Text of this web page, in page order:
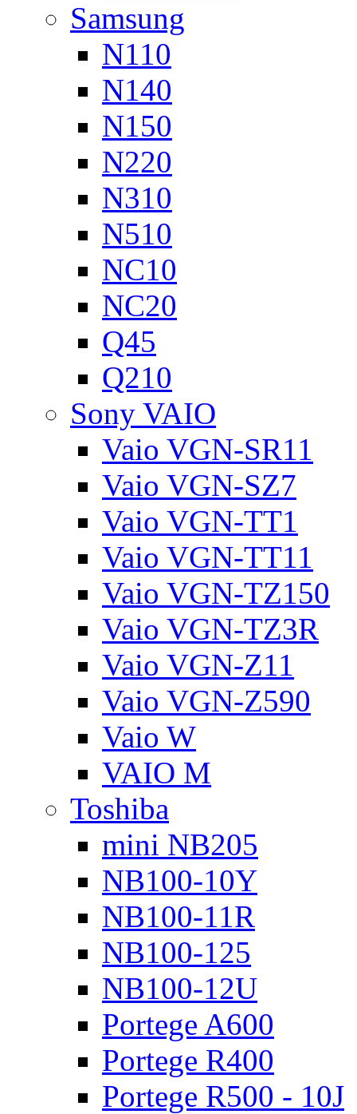
Samsung
N110
N140
N150
N220
N310
N510
NC10
NC20
Q45
Q210
Sony VAIO
Vaio VGN-SR11
Vaio VGN-SZ7
Vaio VGN-TT1
Vaio VGN-TT11
Vaio VGN-TZ150
Vaio VGN-TZ3R
Vaio VGN-Z11
Vaio VGN-Z590
Vaio W
VAIO M
Toshiba
mini NB205
NB100-10Y
NB100-11R
NB100-125
NB100-12U
Portege A600
Portege R400
Portege R500 - 10J